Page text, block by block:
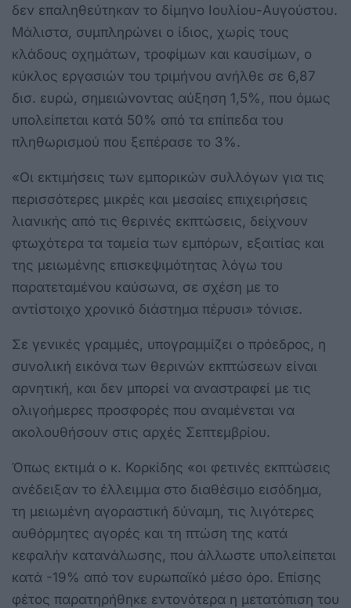
δεν επαληθεύτηκαν το δίμηνο Ιουλίου-Αυγούστου.
Μάλιστα, συμπληρώνει ο ίδιος, χωρίς τους
κλάδους οχημάτων, τροφίμων και καυσίμων, ο
κύκλος εργασιών του τριμήνου ανήλθε σε 6,87
δισ. ευρώ, σημειώνοντας αύξηση 1,5%, που όμως
υπολείπεται κατά 50% από τα επίπεδα του
πληθωρισμού που ξεπέρασε το 3%.
«Οι εκτιμήσεις των εμπορικών συλλόγων για τις
περισσότερες μικρές και μεσαίες επιχειρήσεις
λιανικής από τις θερινές εκπτώσεις, δείχνουν
φτωχότερα τα ταμεία των εμπόρων, εξαιτίας και
της μειωμένης επισκεψιμότητας λόγω του
παρατεταμένου καύσωνα, σε σχέση με το
αντίστοιχο χρονικό διάστημα πέρυσι» τόνισε.
Σε γενικές γραμμές, υπογραμμίζει ο πρόεδρος, η
συνολική εικόνα των θερινών εκπτώσεων είναι
αρνητική, και δεν μπορεί να αναστραφεί με τις
ολιγοήμερες προσφορές που αναμένεται να
ακολουθήσουν στις αρχές Σεπτεμβρίου.
Όπως εκτιμά ο κ. Κορκίδης «οι φετινές εκπτώσεις
ανέδειξαν το έλλειμμα στο διαθέσιμο εισόδημα,
τη μειωμένη αγοραστική δύναμη, τις λιγότερες
αυθόρμητες αγορές και τη πτώση της κατά
κεφαλήν κατανάλωσης, που άλλωστε υπολείπεται
κατά -19% από τον ευρωπαϊκό μέσο όρο. Επίσης
φέτος παρατηρήθηκε εντονότερα η μετατόπιση του